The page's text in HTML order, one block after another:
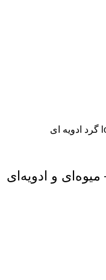
و ادویه‌ای